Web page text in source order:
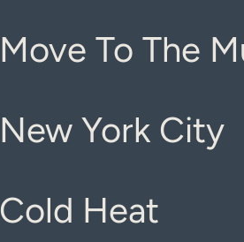
Move To The
New York City
Cold Heat